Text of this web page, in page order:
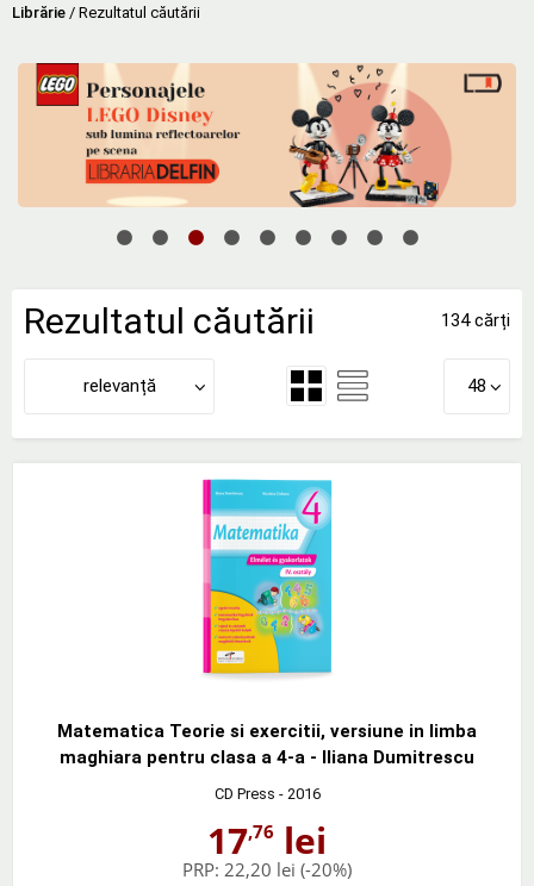
Librărie / Rezultatul căutării
Rezultatul căutării 134 cărți
relevanță 48
Matematica Teorie si exercitii, versiune in limba
maghiara pentru clasa a 4-a - Iliana Dumitrescu
CD Press - 2016
17,76 lei
PRP: 22,20 lei (-20%)